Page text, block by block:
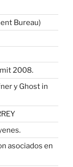
Bureau)
2008.
y Ghost in
asociados en